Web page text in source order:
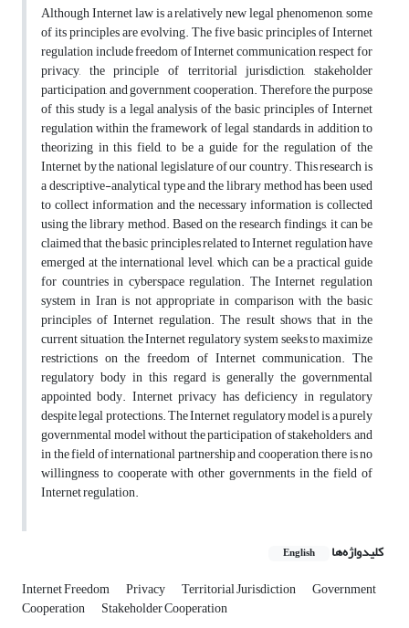
Although Internet law is a relatively new legal phenomenon, some
of its principles are evolving. The five basic principles of Internet
regulation include freedom of Internet communication, respect for
privacy, the principle of territorial jurisdiction, stakeholder
participation, and government cooperation. Therefore, the purpose
of this study is a legal analysis of the basic principles of Internet
regulation within the framework of legal standards, in addition to
theorizing in this field, to be a guide for the regulation of the
Internet by the national legislature of our country. This research is
a descriptive-analytical type and the library method has been used
to collect information and the necessary information is collected
using the library method. Based on the research findings, it can be
claimed that the basic principles related to Internet regulation have
emerged at the international level, which can be a practical guide
for countries in cyberspace regulation. The Internet regulation
system in Iran is not appropriate in comparison with the basic
principles of Internet regulation. The result shows that in the
current situation, the Internet regulatory system seeks to maximize
restrictions on the freedom of Internet communication. The
regulatory body in this regard is generally the governmental
appointed body. Internet privacy has deficiency in regulatory
despite legal protections. The Internet regulatory model is a purely
governmental model without the participation of stakeholders, and
in the field of international partnership and cooperation, there is no
willingness to cooperate with other governments in the field of
Internet regulation.
کلیدواژه‌ها English
Internet Freedom Privacy Territorial Jurisdiction Government
Cooperation Stakeholder Cooperation